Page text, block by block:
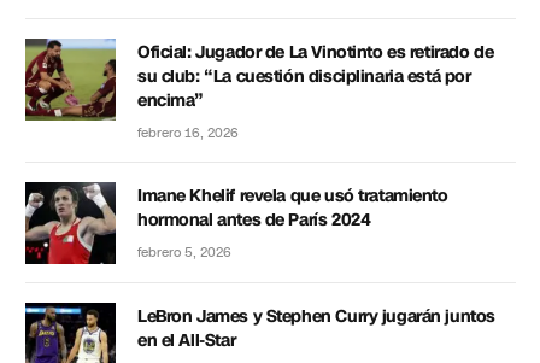
Oficial: Jugador de La Vinotinto es retirado de
su club: “La cuestión disciplinaria está por
encima”
febrero 16, 2026
Imane Khelif revela que usó tratamiento
hormonal antes de París 2024
febrero 5, 2026
LeBron James y Stephen Curry jugarán juntos
en el All-Star